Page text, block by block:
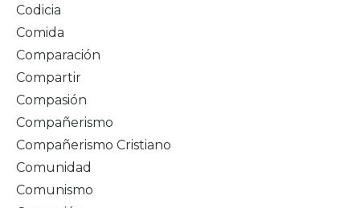
Codicia
Comida
Comparación
Compartir
Compasión
Compañerismo
Compañerismo Cristiano
Comunidad
Comunismo